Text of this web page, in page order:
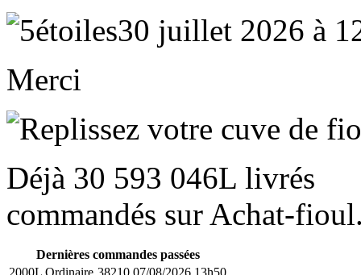
30 juillet 2026 à
Merci
Déjà 30 593 046L livrés
commandés sur Achat-
Dernières commandes passées